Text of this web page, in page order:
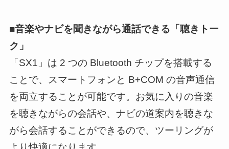
■音楽やナビを聞きながら通話できる「聴きトー
ク」
「SX1」は 2 つの Bluetooth チップを搭載する
ことで、スマートフォンと B+COM の音声通信
を両立することが可能です。お気に入りの音楽
を聴きながらの会話や、ナビの道案内を聴きな
がら会話することができるので、ツーリングが